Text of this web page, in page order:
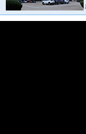
业从事各种环保设备研发